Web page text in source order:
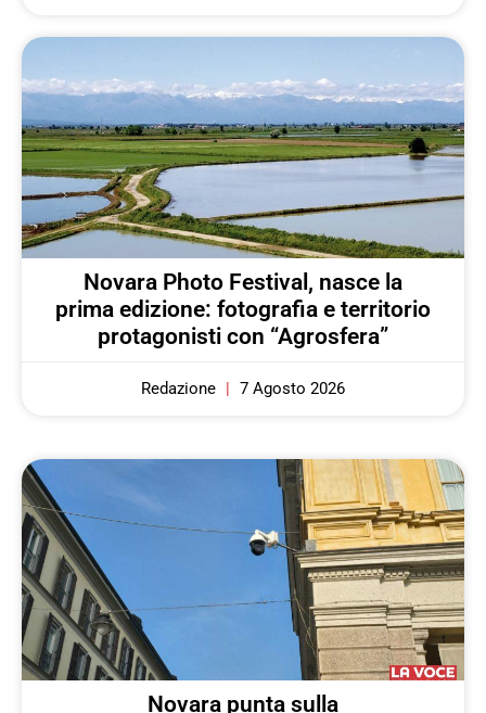
Novara Photo Festival, nasce la
prima edizione: fotografia e territorio
protagonisti con “Agrosfera”
Redazione 7 Agosto 2026
Novara punta sulla